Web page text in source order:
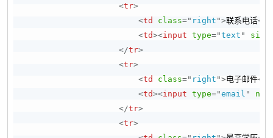
<tr>
<td class=" right ">联系电话</
<td><input type="text " size
</tr>
<tr>
<td class=" right ">电子邮件</
<td><input type="email "
</tr>
<tr>